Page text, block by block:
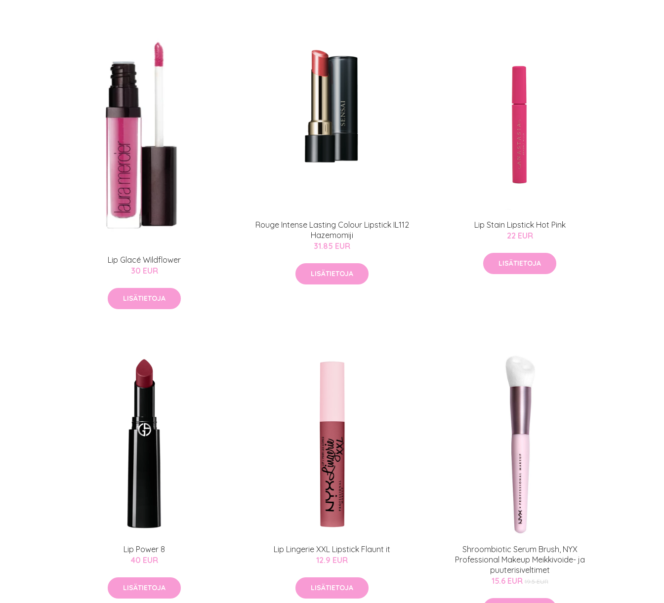
Lip Glacé Wildflower
30 EUR
LISÄTIETOJA
Rouge Intense Lasting Colour Lipstick IL112
Hazemomiji
31.85 EUR
LISÄTIETOJA
Lip Stain Lipstick Hot Pink
22 EUR
LISÄTIETOJA
Lip Power 8
40 EUR
LISÄTIETOJA
Lip Lingerie XXL Lipstick Flaunt it
12.9 EUR
LISÄTIETOJA
Shroombiotic Serum Brush, NYX
Professional Makeup Meikkivoide- ja
puuterisiveltimet
15.6 EUR 19.5 EUR
Erikoistarjous
IdealofMeD Kauppa
Kaikki IdealofMeDin tuotteet -20 %!
ja saat nyt myös -200 €